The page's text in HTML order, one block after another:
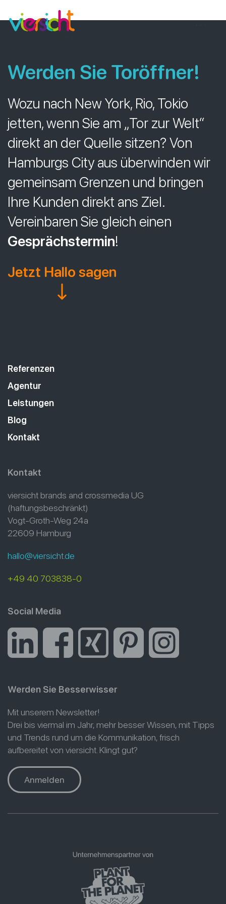
Inhalt
springen
Werden Sie Toröffner!
Wozu nach New York, Rio, Tokio
jetten, wenn Sie am „Tor zur Welt“
direkt an der Quelle sitzen? Von
Hamburgs City aus überwinden wir
gemeinsam Grenzen und bringen
Ihre Kunden direkt ans Ziel.
Vereinbaren Sie gleich einen
Gesprächstermin!
Jetzt Hallo sagen
Referenzen
Agentur
Leistungen
Blog
Kontakt
Kontakt
viersicht brands and crossmedia UG
(haftungsbeschränkt)
Vogt-Groth-Weg 24a
22609 Hamburg
hallo@viersicht.de
+49 40 703838-0
Social Media
Werden Sie Besserwisser
Mit unserem Newsletter!
Drei bis viermal im Jahr, mehr besser Wissen, mit Tipps
und Trends rund um die Kommunikation, frisch
aufbereitet von viersicht. Klingt gut?
Anmelden